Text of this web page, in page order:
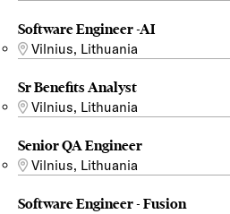
Software Engineer -AI
Vilnius, Lithuania
Sr Benefits Analyst
Vilnius, Lithuania
Senior QA Engineer
Vilnius, Lithuania
Software Engineer - Fusion